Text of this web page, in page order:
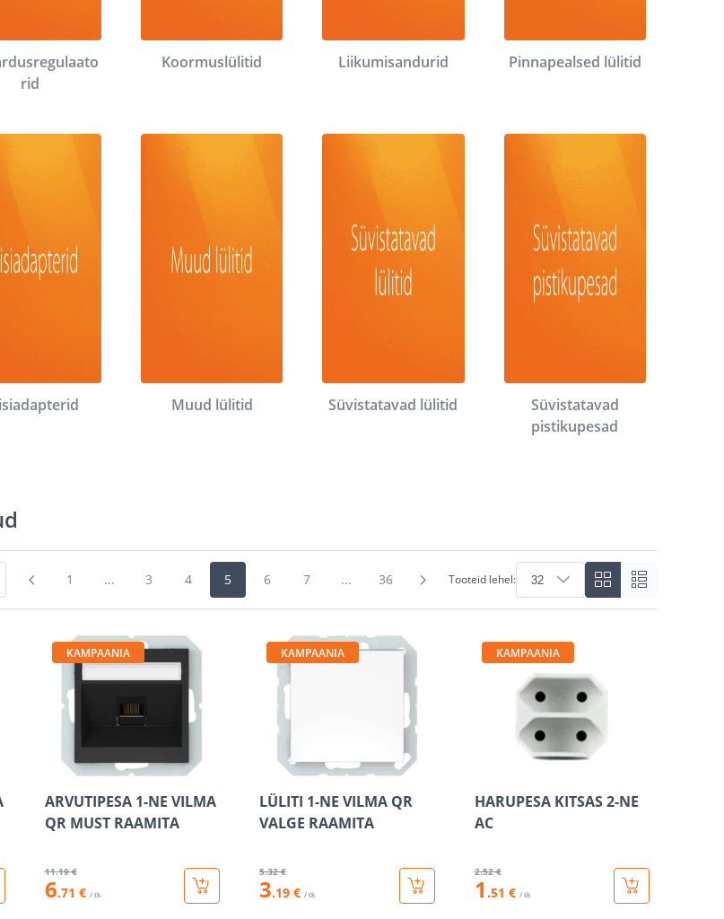
rid
Koormuslülitid Liikumisandurid Pinnapealsed lülitid
Muud lülitid Süvistatavad lülitid
Süvistatavad
pistikupesad
1 ... 3 4 5 6 7 ... 36 Tooteid lehel:
KAMPAANIA
ARVUTIPESA 1-NE VILMA
QR MUST RAAMITA
11.19 €
6.71 € / tk
KAMPAANIA
LÜLITI 1-NE VILMA QR
VALGE RAAMITA
5.32 €
3.19 € / tk
KAMPAANIA
HARUPESA KITSAS 2-NE
AC
2.52 €
1 .51 € / tk